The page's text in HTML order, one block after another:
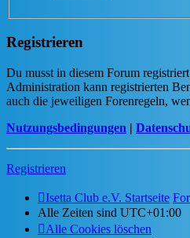
Registrieren
Du musst in diesem Forum
Administration kann registrierten
auch die jeweiligen Forenregeln,
Nutzungsbedingungen |
Registrieren
Isetta Club e.V. Startseite
Alle Zeiten sind UTC+01:00
Alle Cookies löschen